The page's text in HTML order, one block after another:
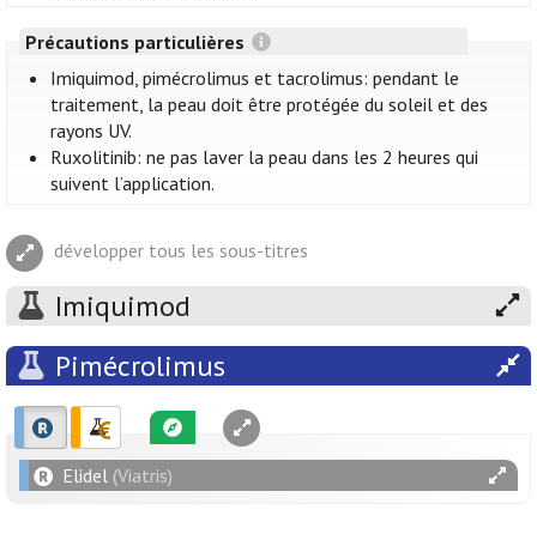
Précautions particulières
Imiquimod, pimécrolimus et tacrolimus: pendant le
traitement, la peau doit être protégée du soleil et des
rayons UV.
Ruxolitinib: ne pas laver la peau dans les 2 heures qui
suivent l’application.
développer tous les sous-titres
Imiquimod
Pimécrolimus
Elidel (Viatris)